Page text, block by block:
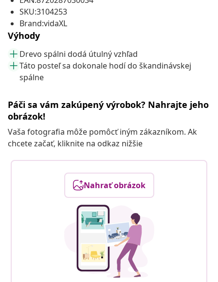
SKU:3104253
Brand:vidaXL
Výhody
Drevo spálni dodá útulný vzhľad
Táto posteľ sa dokonale hodí do škandinávskej
spálne
Páči sa vám zakúpený výrobok? Nahrajte jeho
obrázok!
Vaša fotografia môže pomôcť iným zákazníkom. Ak
chcete začať, kliknite na odkaz nižšie
Nahrať obrázok